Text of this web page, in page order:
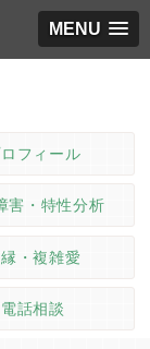
MENU
フィール
害・特性分析
・複雑愛
話相談